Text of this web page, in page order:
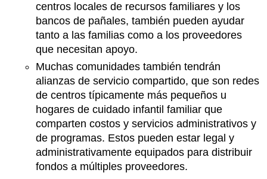
centros locales de recursos familiares y los
bancos de pañales, también pueden ayudar
tanto a las familias como a los proveedores
que necesitan apoyo.
Muchas comunidades también tendrán
alianzas de servicio compartido, que son redes
de centros típicamente más pequeños u
hogares de cuidado infantil familiar que
comparten costos y servicios administrativos y
de programas. Estos pueden estar legal y
administrativamente equipados para distribuir
fondos a múltiples proveedores.